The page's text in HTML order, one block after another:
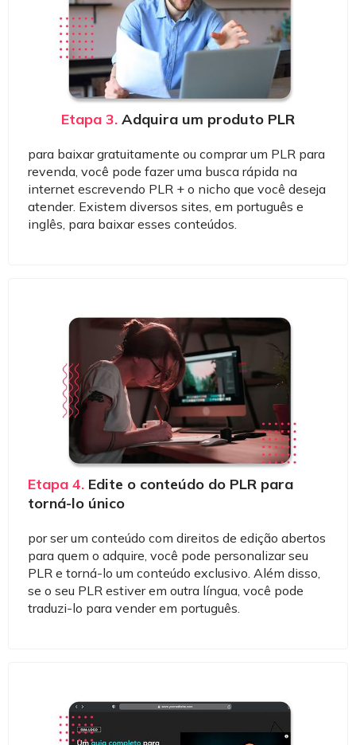
Etapa 3. Adquira um produto PLR
para baixar gratuitamente ou comprar um PLR para
revenda, você pode fazer uma busca rápida na
internet escrevendo PLR + o nicho que você deseja
atender. Existem diversos sites, em português e
inglês, para baixar esses conteúdos.
Etapa 4. Edite o conteúdo do PLR para
torná-lo único
por ser um conteúdo com direitos de edição abertos
para quem o adquire, você pode personalizar seu
PLR e torná-lo um conteúdo exclusivo. Além disso,
se o seu PLR estiver em outra língua, você pode
traduzi-lo para vender em português.